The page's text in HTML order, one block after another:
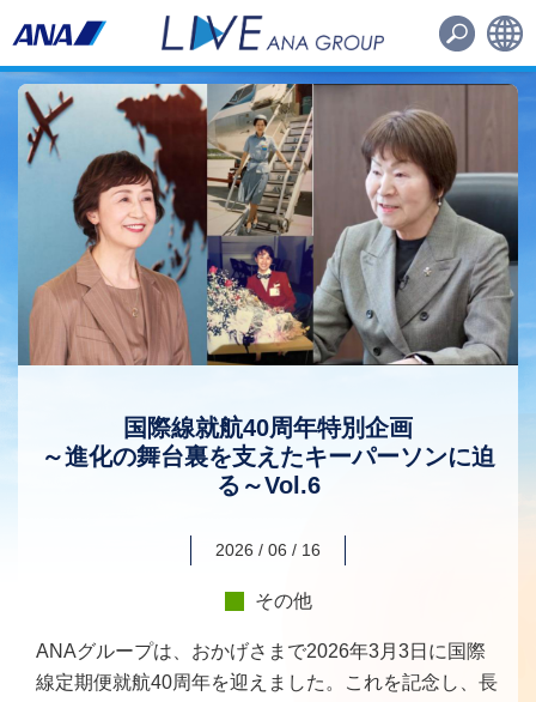
日本語 English
路線・機材
国際線就航40周年特別企画
～進化の舞台裏を支えたキーパーソンに迫
る～Vol.6
2026 / 06 / 16
その他
ANAグループは、おかげさまで2026年3月3日に国際
線定期便就航40周年を迎えました。これを記念し、長